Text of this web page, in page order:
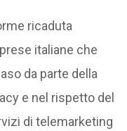
ricaduta
italiane che
da parte della
e nel rispetto del
di telemarketing